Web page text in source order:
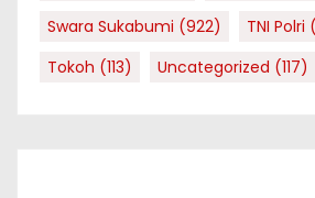
Swara Sukabumi (922) TNI Polri
Tokoh (113) Uncategorized (117)